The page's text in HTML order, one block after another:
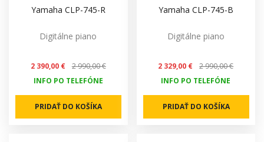
Yamaha CLP-745-R
Digitálne piano
2 390,00 €
2 990,00 €
INFO PO TELEFÓNE
PRIDAŤ DO KOŠÍKA
Yamaha CLP-745-B
Digitálne piano
2 329,00 €
2 990,00 €
INFO PO TELEFÓNE
PRIDAŤ DO KOŠÍKA